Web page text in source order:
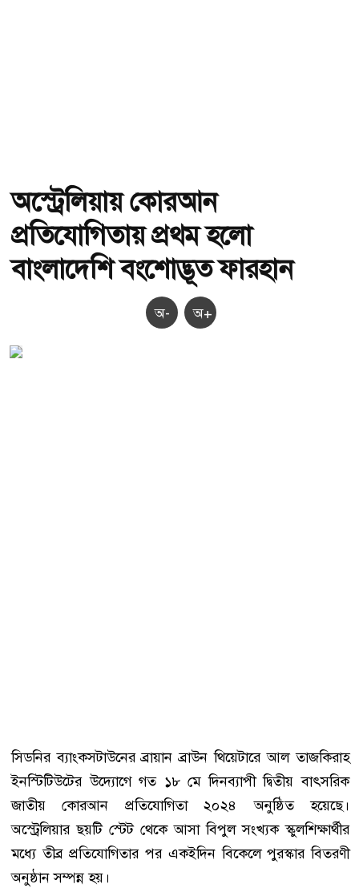
অস্ট্রেলিয়ায় কোরআন
প্রতিযোগিতায় প্রথম হলো
বাংলাদেশি বংশোদ্ভূত ফারহান
অ- অ+
সিডনির ব্যাংকসটাউনের ব্রায়ান ব্রাউন থিয়েটারে আল তাজকিরাহ
ইনস্টিটিউটের উদ্যোগে গত ১৮ মে দিনব্যাপী দ্বিতীয় বাৎসরিক
জাতীয় কোরআন প্রতিযোগিতা ২০২৪ অনুষ্ঠিত হয়েছে।
অস্ট্রেলিয়ার ছয়টি স্টেট থেকে আসা বিপুল সংখ্যক স্কুলশিক্ষার্থীর
মধ্যে তীব্র প্রতিযোগিতার পর একইদিন বিকেলে পুরস্কার বিতরণী
অনুষ্ঠান সম্পন্ন হয়।